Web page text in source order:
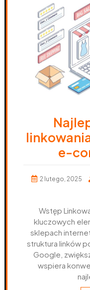
e-
2 lutego, 2025
Wstęp
kluczowych
sklepach
struktura linków
Google,
wspiera